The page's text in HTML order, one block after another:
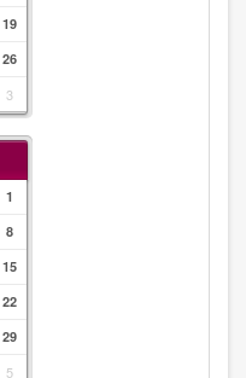
19
26
3
1
8
15
22
29
5